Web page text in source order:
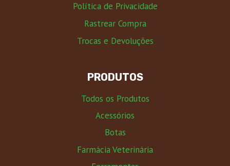
Política de Privacidade
Rastrear Compra
Trocas e Devoluções
PRODUTOS
Todos os Produtos
Acessórios
Botas
Farmácia Veterinária